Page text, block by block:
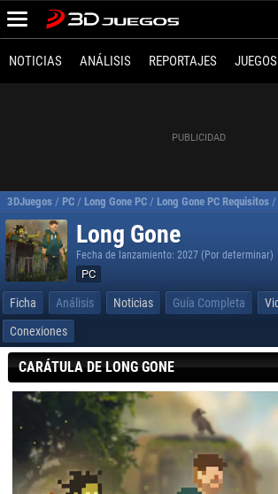
NOTICIAS ANÁLISIS REPORTAJES JUEGOS
3DJuegos / PC / Long Gone PC / Long Gone PC Requisitos /
Long Gone
Fecha de lanzamiento: 2027 (Por determinar)
PC
Ficha Análisis Noticias Guía Completa
Conexiones
CARÁTULA DE LONG GONE